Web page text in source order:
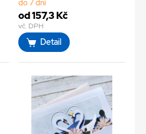
do 7 dní
od 157,3 Kč
vč. DPH
Detail